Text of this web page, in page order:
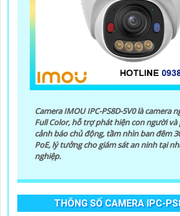
Camera IMOU IPC-PS8D-5V0 là camera
Full Color, hỗ trợ phát hiện con người
cảnh báo chủ động, tầm nhìn ban đêm
PoE, lý tưởng cho giám sát an ninh tại
nghiệp.
THÔNG SỐ CAMERA IPC-